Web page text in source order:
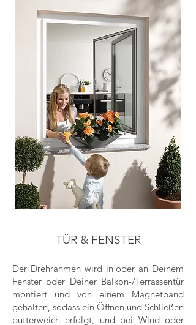
TÜR & FENSTER
Der Drehrahmen wird in oder an Deinem
Fenster oder Deiner Balkon-/Terrassentür
montiert und von einem Magnetband
gehalten, sodass ein Öffnen und Schließen
butterweich erfolgt, und bei Wind oder